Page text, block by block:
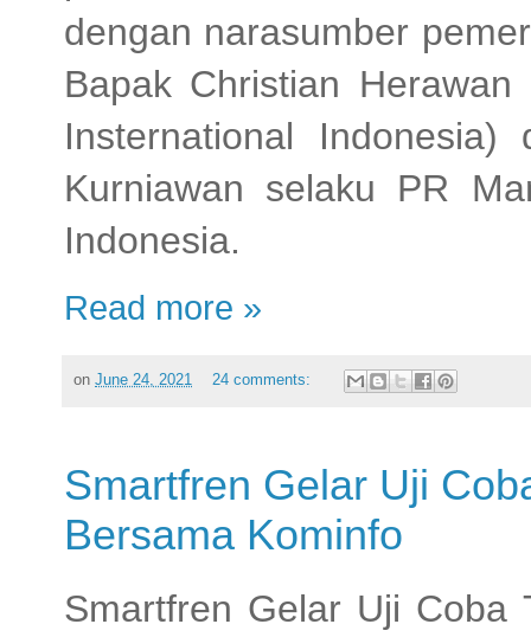
dengan narasumber
Bapak Christian
Insternational
Kurniawan selaku PR
Indonesia.
Read more »
on June 24, 2021 24 comments:
Smartfren Gelar Uji
Bersama Kominfo
Smartfren Gelar Uji Coba